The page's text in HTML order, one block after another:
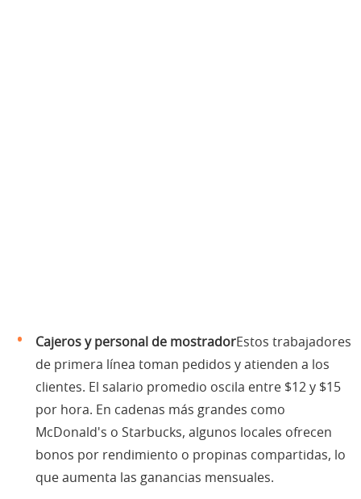
Cajeros y personal de mostradorEstos trabajadores
de primera línea toman pedidos y atienden a los
clientes. El salario promedio oscila entre $12 y $15
por hora. En cadenas más grandes como
McDonald's o Starbucks, algunos locales ofrecen
bonos por rendimiento o propinas compartidas, lo
que aumenta las ganancias mensuales.